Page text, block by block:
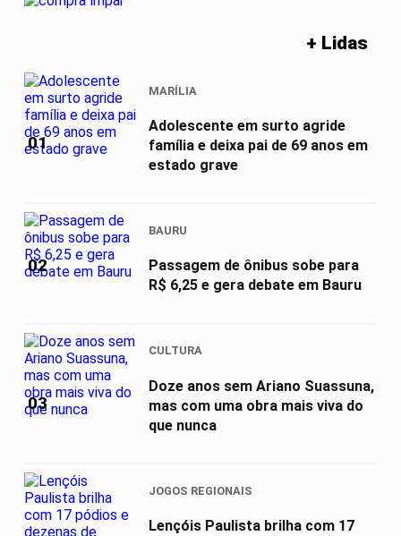
+ Lidas
01
MARÍLIA
Adolescente em surto agride
família e deixa pai de 69 anos em
estado grave
02
BAURU
Passagem de ônibus sobe para
R$ 6,25 e gera debate em Bauru
03
CULTURA
Doze anos sem Ariano Suassuna,
mas com uma obra mais viva do
que nunca
JOGOS REGIONAIS
Lençóis Paulista brilha com 17